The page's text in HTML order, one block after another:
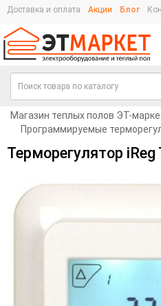
Доставка и оплата Акции Блог
Магазин теплых полов ЭТ-
Программируемые
Терморегулятор iReg